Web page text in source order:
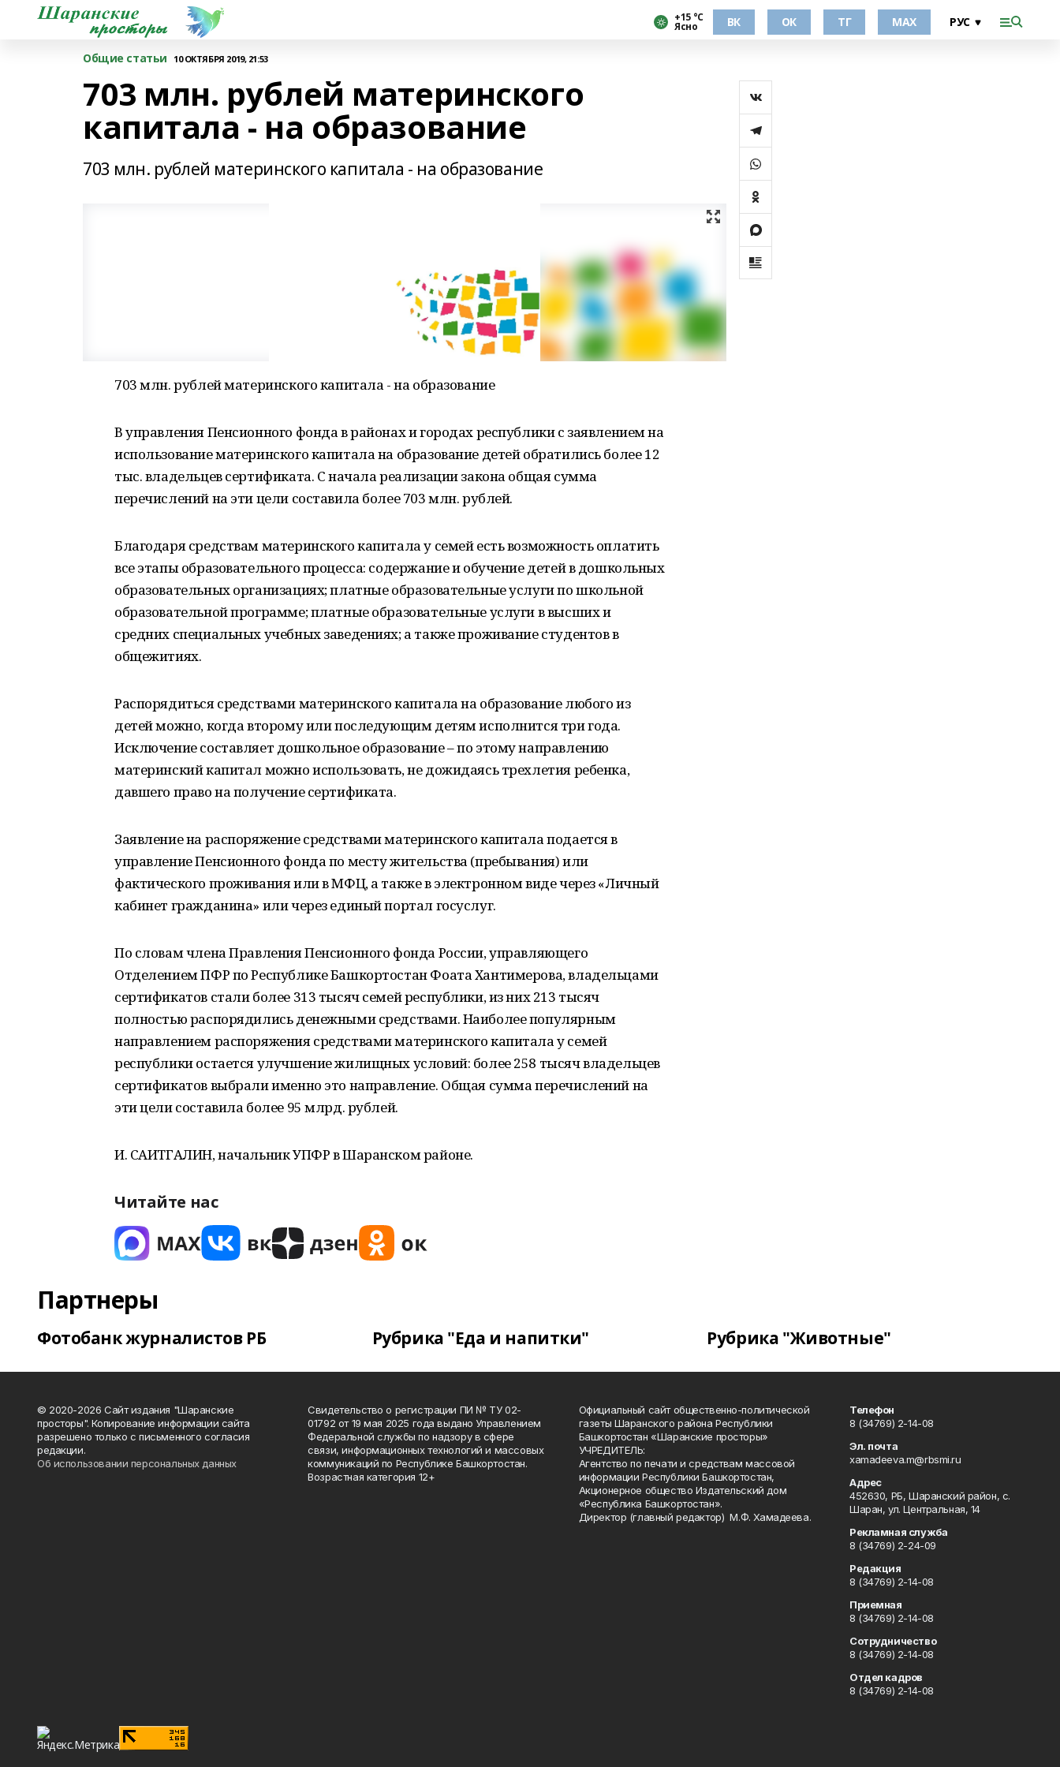
+15 °С
Ясно ВК ОК ТГ МАХ
Общие статьи 10 ОКТЯБРЯ 2019, 21:53
703 млн. рублей материнского
капитала - на образование
703 млн. рублей материнского капитала - на образование
703 млн. рублей материнского капитала - на образование
В управления Пенсионного фонда в районах и городах республики с заявлением на
использование материнского капитала на образование детей обратились более 12
тыс. владельцев сертификата. С начала реализации закона общая сумма
перечислений на эти цели составила более 703 млн. рублей.
Благодаря средствам материнского капитала у семей есть возможность оплатить
все этапы образовательного процесса: содержание и обучение детей в дошкольных
образовательных организациях; платные образовательные услуги по школьной
образовательной программе; платные образовательные услуги в высших и
средних специальных учебных заведениях; а также проживание студентов в
общежитиях.
Распорядиться средствами материнского капитала на образование любого из
детей можно, когда второму или последующим детям исполнится три года.
Исключение составляет дошкольное образование – по этому направлению
материнский капитал можно использовать, не дожидаясь трехлетия ребенка,
давшего право на получение сертификата.
Заявление на распоряжение средствами материнского капитала подается в
управление Пенсионного фонда по месту жительства (пребывания) или
фактического проживания или в МФЦ, а также в электронном виде через «Личный
кабинет гражданина» или через единый портал госуслуг.
По словам члена Правления Пенсионного фонда России, управляющего
Отделением ПФР по Республике Башкортостан Фоата Хантимерова, владельцами
сертификатов стали более 313 тысяч семей республики, из них 213 тысяч
полностью распорядились денежными средствами. Наиболее популярным
направлением распоряжения средствами материнского капитала у семей
республики остается улучшение жилищных условий: более 258 тысяч владельцев
сертификатов выбрали именно это направление. Общая сумма перечислений на
эти цели составила более 95 млрд. рублей.
И. САИТГАЛИН, начальник УПФР в Шаранском районе.
Читайте нас
Партнеры
Фотобанк журналистов РБ Рубрика "Еда и напитки" Рубрика "Животные"
© 2020-2026 Сайт издания "Шаранские
просторы". Копирование информации сайта
разрешено только с письменного согласия
редакции.
Об использовании персональных данных
Свидетельство о регистрации ПИ № ТУ 02-
01792 от 19 мая 2025 года выдано Управлением
Федеральной службы по надзору в сфере
связи, информационных технологий и массовых
коммуникаций по Республике Башкортостан.
Возрастная категория 12+
Официальный сайт общественно-политической
газеты Шаранского района Республики
Башкортостан «Шаранские просторы»
УЧРЕДИТЕЛЬ:
Агентство по печати и средствам массовой
информации Республики Башкортостан,
Акционерное общество Издательский дом
«Республика Башкортостан».
Директор (главный редактор) М.Ф. Хамадеева.
Телефон
8 (34769) 2-14-08
Эл. почта
xamadeeva.m@rbsmi.ru
Адрес
452630, РБ, Шаранский район, с.
Шаран, ул. Центральная, 14
Рекламная служба
8 (34769) 2-24-09
Редакция
8 (34769) 2-14-08
Приемная
8 (34769) 2-14-08
Сотрудничество
8 (34769) 2-14-08
Отдел кадров
8 (34769) 2-14-08